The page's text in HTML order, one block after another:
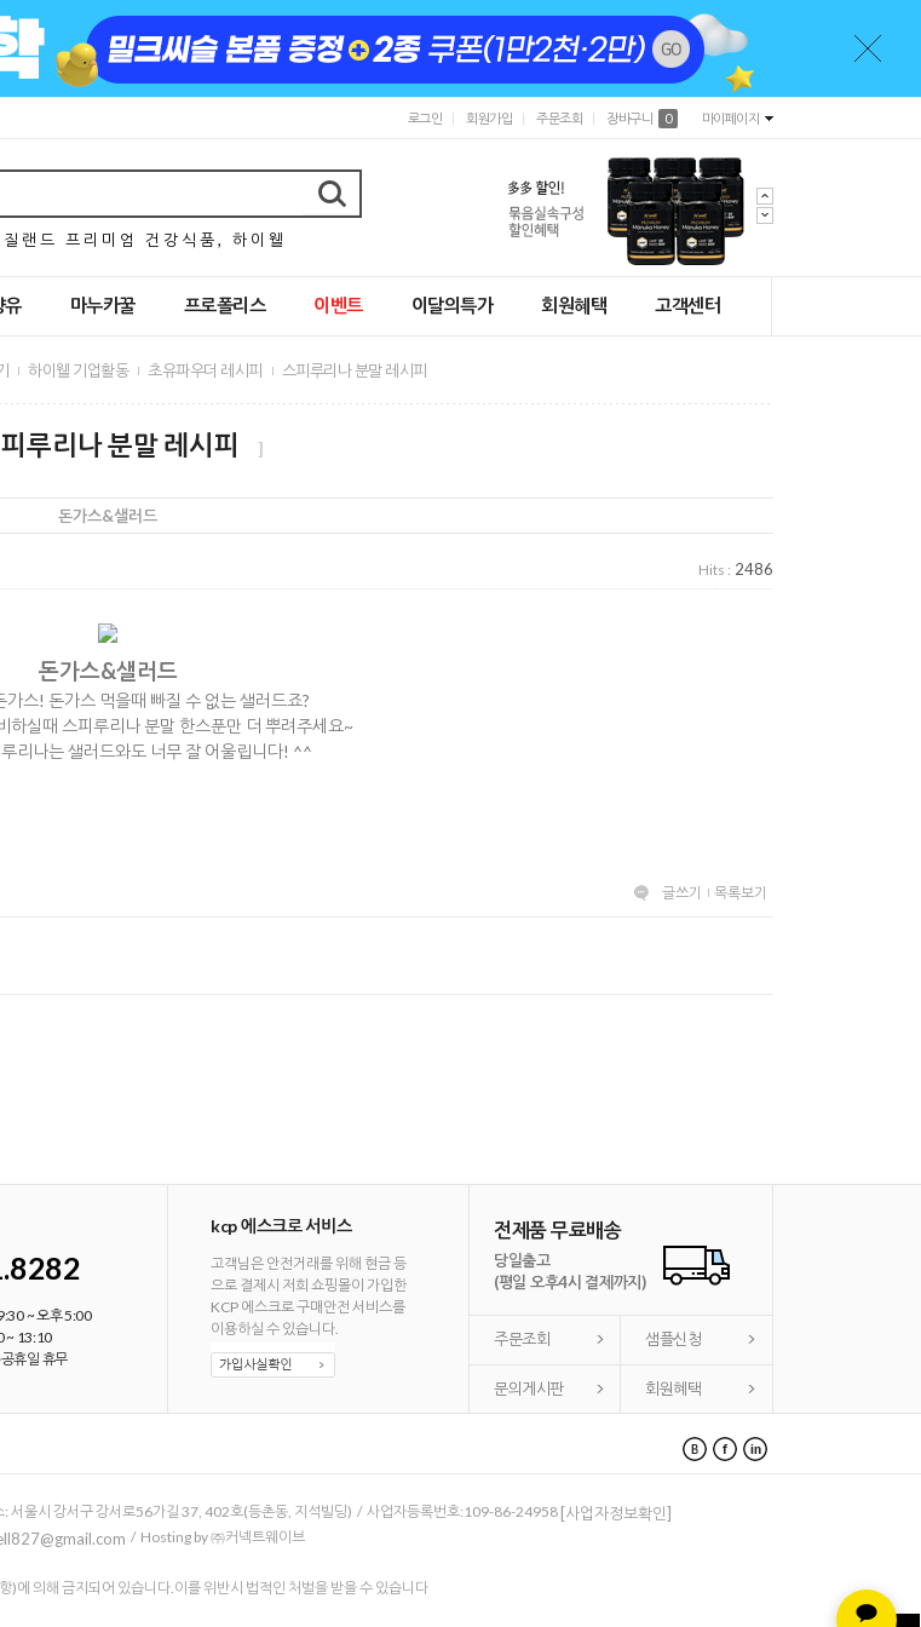
로그인 회원가입 주문조회 장바구니 0 마이페이지
질 랜 드 프 리 미 엄 건 강 식 품 , 하 이 웰
유 마누카꿀 프로폴리스 이벤트 이달의특가 회원혜택 고객센터
하이웰 기업활동 초유파우더 레시피 스피루리나 분말 레시피
루리나 분말 레시피 ]
돈가스&샐러드
Hits : 2486
돈가스&샐러드
가스! 돈가스 먹을때 빠질 수 없는 샐러드죠?
하실때 스피루리나 분말 한스푼만 더 뿌려주세요~
리나는 샐러드와도 너무 잘 어울립니다! ^^
글쓰기 목록보기
~ 오후 5:00
~ 13:10
공휴일 휴무
kcp 에스크로 서비스
고객님은 안전거래를 위해 현금 등
으로 결제시 저희 쇼핑몰이 가입한
KCP 에스크로 구매안전 서비스를
이용하실 수 있습니다.
전제품 무료배송
당일출고
(평일 오후4시 결제까지)
주문조회 샘플신청
문의게시판 회원혜택
울시 강서구 강서로56가길 37, 402호(등촌동, 지석빌딩) / 사업자등록번호:109-86-24958 [사업자정보확인]
/ Hosting by ㈜커넥트웨이브
에 의해 금지되어 있습니다.이를 위반시 법적인 처벌을 받을 수 있습니다